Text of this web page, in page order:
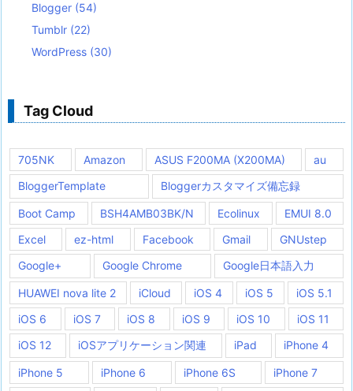
Blogger (54)
Tumblr (22)
WordPress (30)
Tag Cloud
705NK Amazon ASUS F200MA (X200MA)
au
BloggerTemplate
Bloggerカスタマイズ備忘録
Boot Camp BSH4AMB03BK/N Ecolinux
EMUI 8.0
Excel
ez-html Facebook Gmail
GNUstep
Google+
Google Chrome Google日本語入力
HUAWEI nova lite 2 iCloud iOS 4 iOS 5
iOS 5.1
iOS 6
iOS 7 iOS 8 iOS 9 iOS 10
iOS 11
iOS 12
iOSアプリケーション関連 iPad iPhone 4
iPhone 5 iPhone 6 iPhone 6S
iPhone 7